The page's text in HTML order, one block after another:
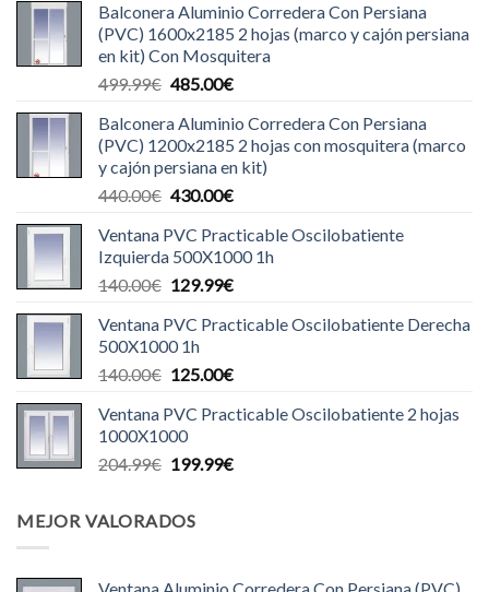
Balconera Aluminio Corredera Con Persiana
(PVC) 1600x2185 2 hojas (marco y cajón persiana
en kit) Con Mosquitera
499.99€ El
original
era:
499.99€.
485.00€El
actual
es:
485.00€.
Balconera Aluminio Corredera Con Persiana
(PVC) 1200x2185 2 hojas con mosquitera (marco
y cajón persiana en kit)
440.00€ El
original
era:
440.00€.
430.00€El
actual
es:
430.00€.
Ventana PVC Practicable Oscilobatiente
Izquierda 500X1000 1h
140.00€ El
original
era:
140.00€.
129.99€El
actual
129.99€.
Ventana PVC Practicable Oscilobatiente Derecha
500X1000 1h
140.00€ El
original
era:
140.00€.
125.00€El
actual
125.00€.
Ventana PVC Practicable Oscilobatiente 2 hojas
1000X1000
204.99€ El
era:
199.99€El
MEJOR VALORADOS
Ventana Aluminio Corredera Con Persiana (PVC)